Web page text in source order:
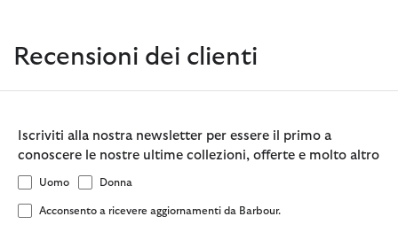
Recensioni dei clienti
Iscriviti alla nostra newsletter per essere il primo a
conoscere le nostre ultime collezioni, offerte e molto altro
Uomo Donna
Acconsento a ricevere aggiornamenti da Barbour.